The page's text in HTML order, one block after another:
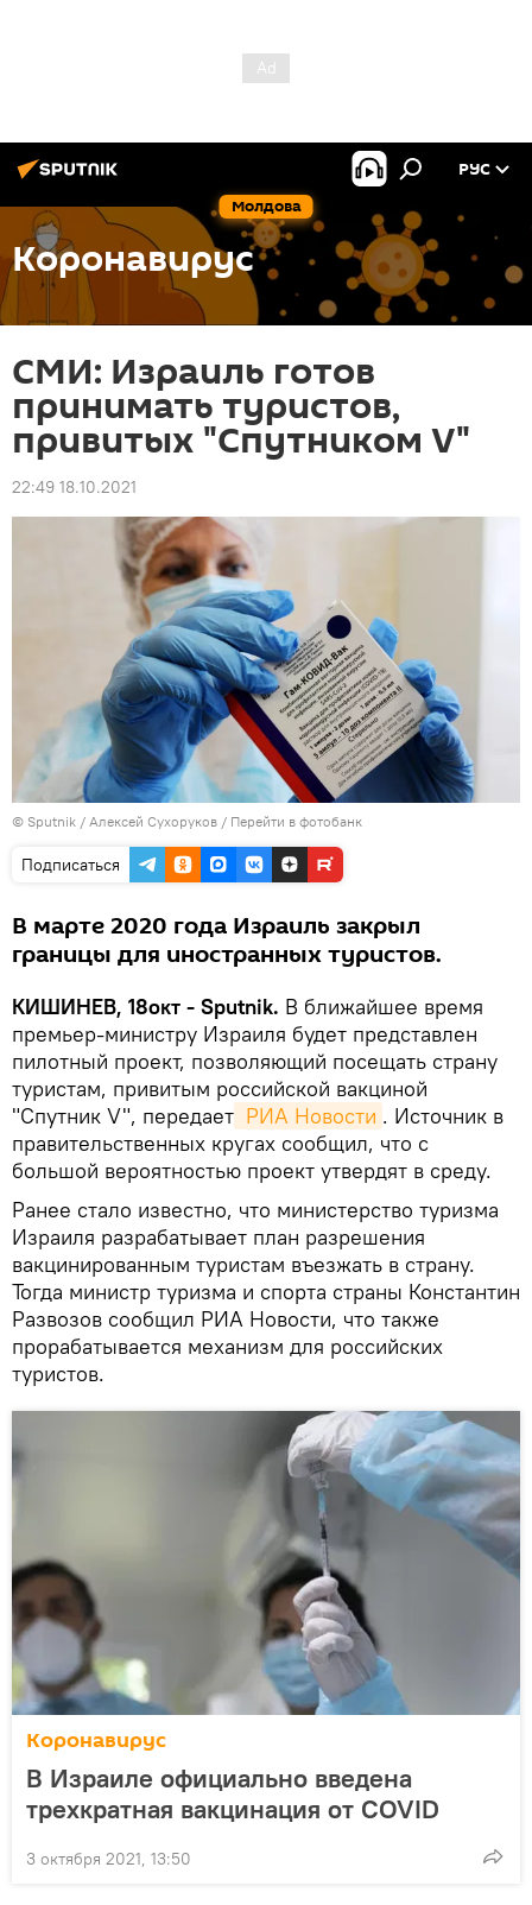
Молдова
РУС
Коронавирус
СМИ: Израиль готов
принимать туристов,
привитых "Спутником V"
22:49 18.10.2021
© Sputnik / Алексей Сухоруков / Перейти в фотобанк
Подписаться
В марте 2020 года Израиль закрыл
границы для иностранных туристов.
КИШИНЕВ, 18окт - Sputnik. В ближайшее время
премьер-министру Израиля будет представлен
пилотный проект, позволяющий посещать страну
туристам, привитым российской вакциной
"Спутник V", передает РИА Новости . Источник в
правительственных кругах сообщил, что с
большой вероятностью проект утвердят в среду.
Ранее стало известно, что министерство туризма
Израиля разрабатывает план разрешения
вакцинированным туристам въезжать в страну.
Тогда министр туризма и спорта страны Константин
Развозов сообщил РИА Новости, что также
прорабатывается механизм для российских
туристов.
Коронавирус
В Израиле официально введена
трехкратная вакцинация от COVID
3 октября 2021, 13:50